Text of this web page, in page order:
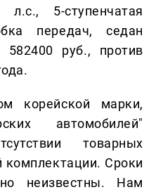
5-ступенчатая
передач, седан
582400 руб., против
корейской марки,
автомобилей"
товарных
комплектации. Сроки
неизвестны. Нам